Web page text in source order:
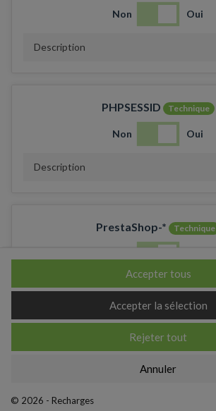
Non Oui
Description
PHPSESSID Technique
Non Oui
Description
PrestaShop-* Technique
Description
Description
Annuler
Rejeter tout
Accepter la sélection
Accepter tous
© 2026 - Recharges